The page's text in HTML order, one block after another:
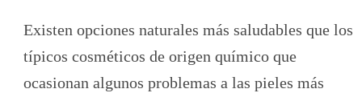
Existen opciones naturales más saludables que los
típicos cosméticos de origen químico que
ocasionan algunos problemas a las pieles más